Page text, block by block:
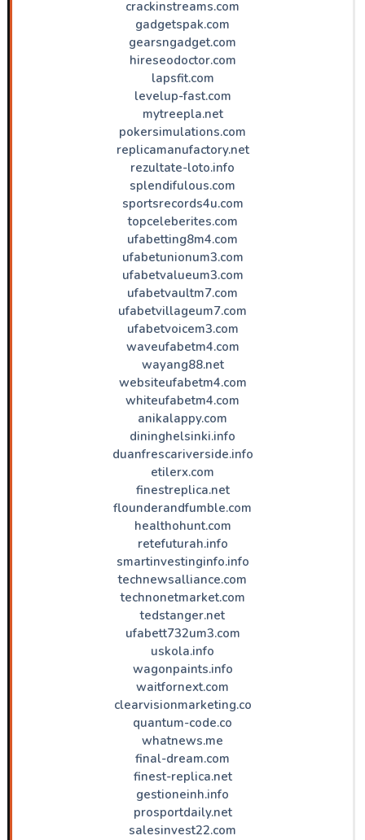
crackinstreams.com
gadgetspak.com
gearsngadget.com
hireseodoctor.com
lapsfit.com
levelup-fast.com
mytreepla.net
pokersimulations.com
replicamanufactory.net
rezultate-loto.info
splendifulous.com
sportsrecords4u.com
topceleberites.com
ufabetting8m4.com
ufabetunionum3.com
ufabetvalueum3.com
ufabetvaultm7.com
ufabetvillageum7.com
ufabetvoicem3.com
waveufabetm4.com
wayang88.net
websiteufabetm4.com
whiteufabetm4.com
anikalappy.com
dininghelsinki.info
duanfrescariverside.info
etilerx.com
finestreplica.net
flounderandfumble.com
healthohunt.com
retefuturah.info
smartinvestinginfo.info
technewsalliance.com
technonetmarket.com
tedstanger.net
ufabett732um3.com
uskola.info
wagonpaints.info
waitfornext.com
clearvisionmarketing.co
quantum-code.co
whatnews.me
final-dream.com
finest-replica.net
gestioneinh.info
prosportdaily.net
salesinvest22.com